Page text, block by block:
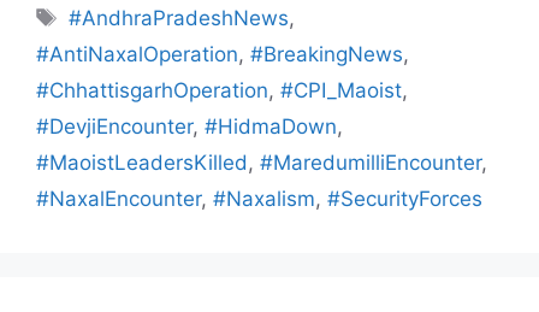
#AndhraPradeshNews,
#AntiNaxalOperation, #BreakingNews,
#ChhattisgarhOperation, #CPI_Maoist,
#DevjiEncounter, #HidmaDown,
#MaoistLeadersKilled , #MaredumilliEncounter,
#NaxalEncounter, #Naxalism, #SecurityForces